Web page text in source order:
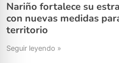
Nariño fortalece su
con nuevas medidas
territorio
Seguir leyendo »